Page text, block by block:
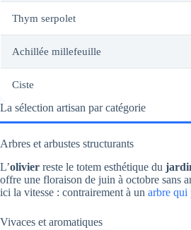
Thym serpolet
Achillée millefeuille
Ciste
La sélection artisan par catégorie
Arbres et arbustes structurants
L’olivier reste le totem esthétique du
offre une floraison de juin à octobre sans
ici la vitesse : contrairement à un arbre qui
Vivaces et aromatiques